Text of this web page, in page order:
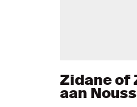
Zidane of
aan